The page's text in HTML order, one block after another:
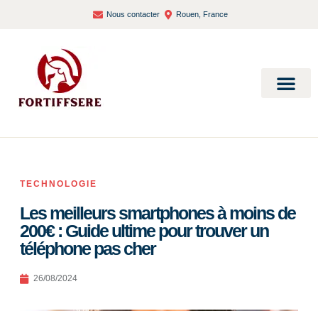
Nous contacter Rouen, France
TECHNOLOGIE
Les meilleurs smartphones à moins de
200€ : Guide ultime pour trouver un
téléphone pas cher
26/08/2024